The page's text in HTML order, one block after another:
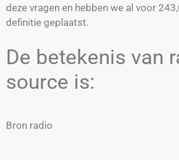
deze vragen en hebben we al voor
definitie geplaatst.
De betekenis van
source is:
Bron radio